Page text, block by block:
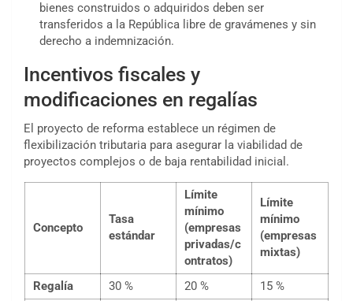
bienes construidos o adquiridos deben ser
transferidos a la República libre de gravámenes y sin
derecho a indemnización.
Incentivos fiscales y
modificaciones en regalías
El proyecto de reforma establece un régimen de
flexibilización tributaria para asegurar la viabilidad de
proyectos complejos o de baja rentabilidad inicial.
Concepto
Tasa
estándar
Límite
mínimo
(empresas
privadas/c
ontratos)
Límite
mínimo
(empresas
mixtas)
Regalía 30 % 20 %
15 %